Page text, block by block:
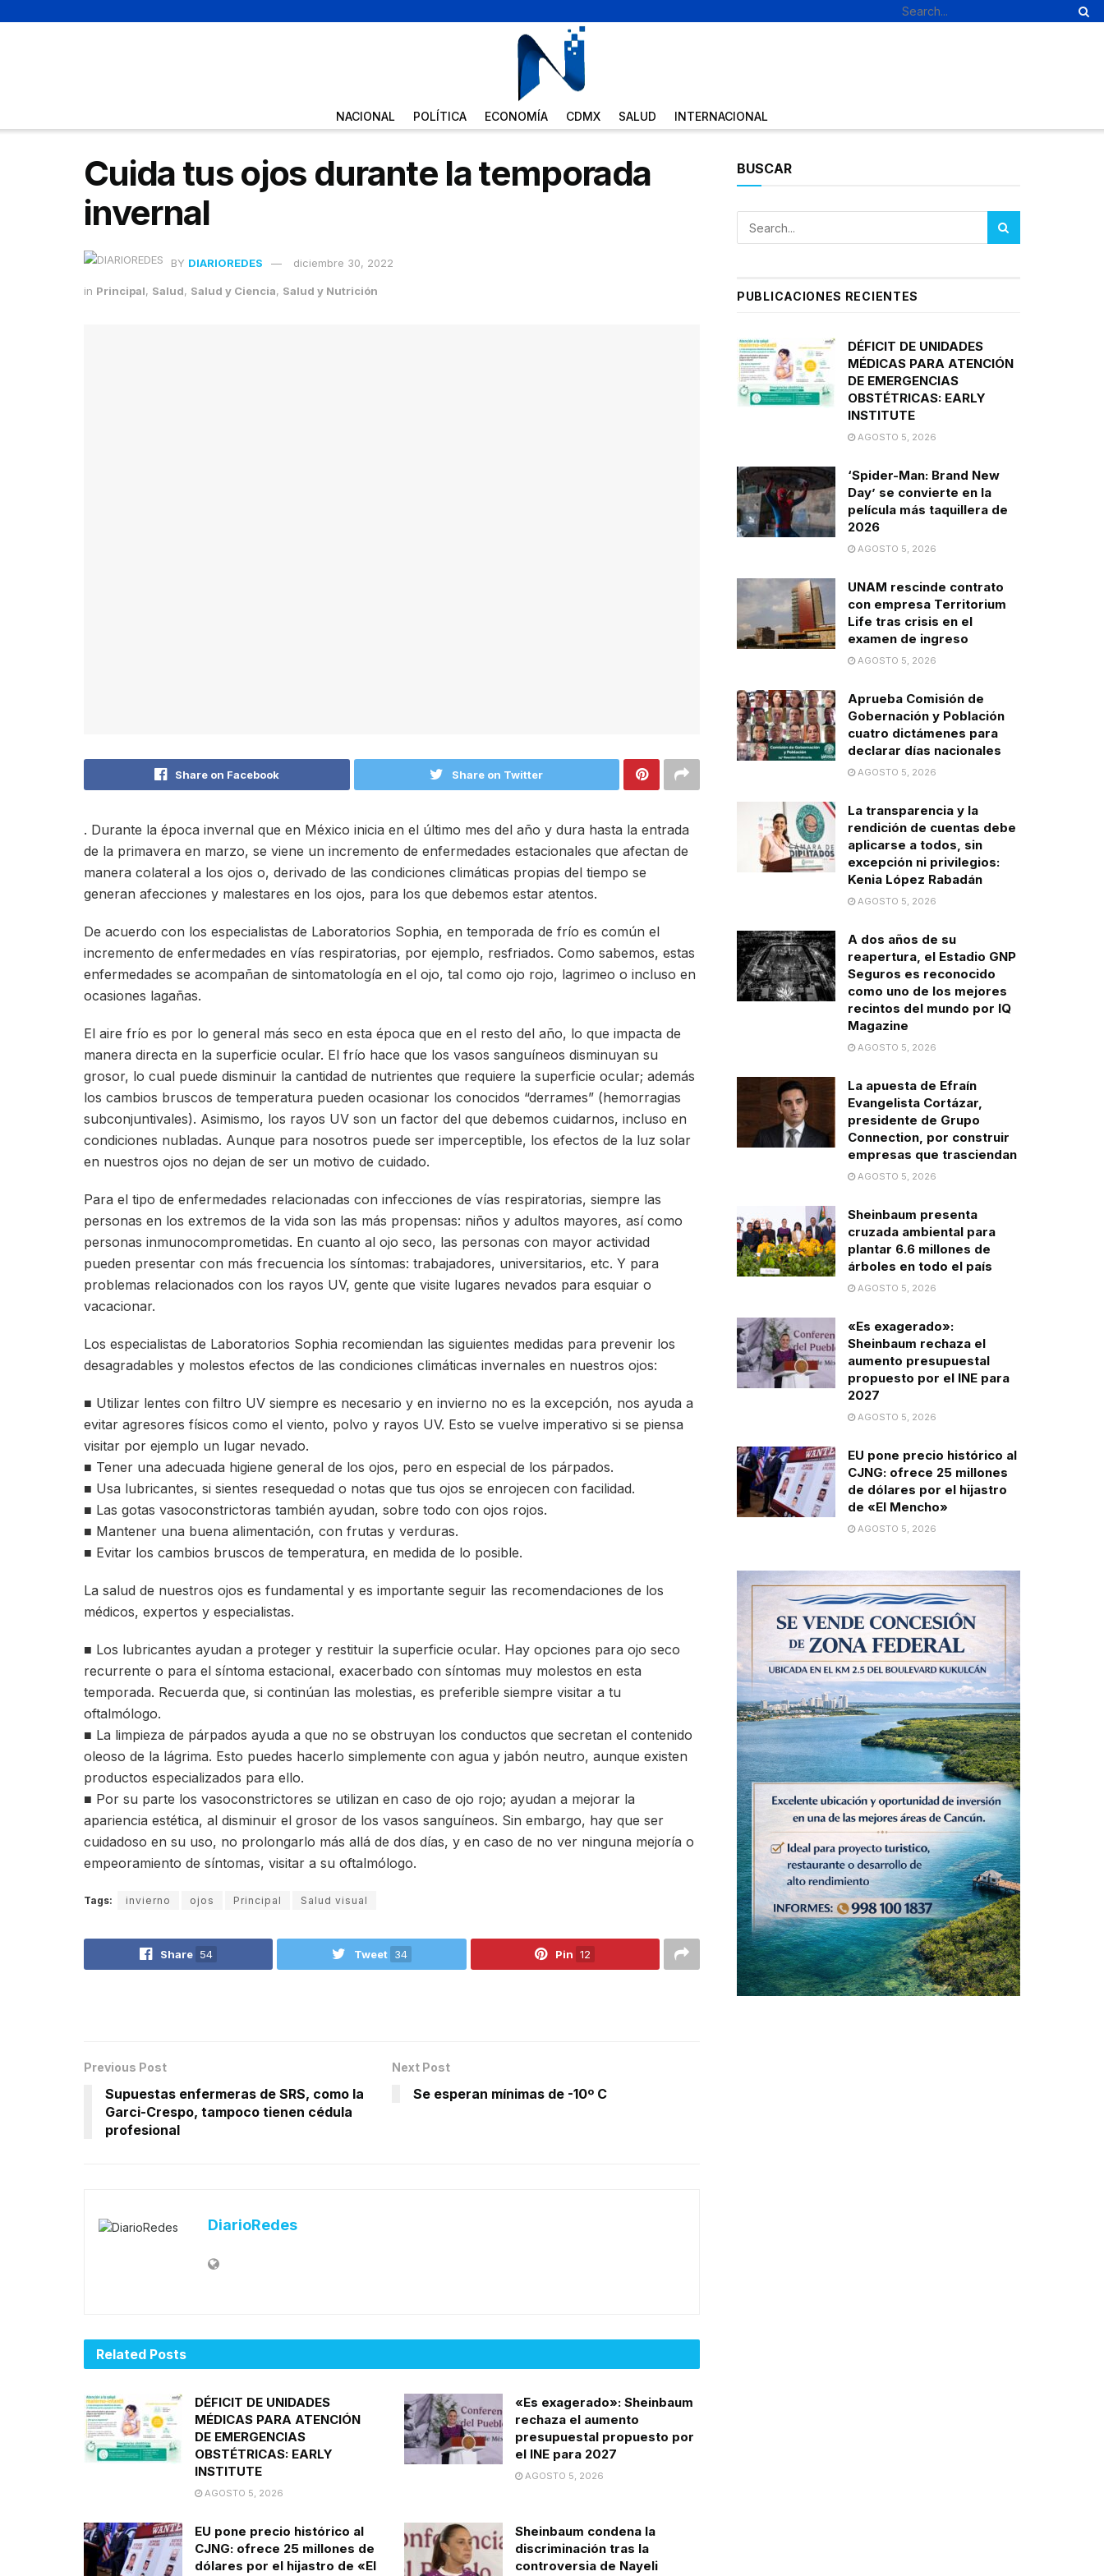
NACIONAL POLÍTICA ECONOMÍA CDMX SALUD INTERNACIONAL
Cuida tus ojos durante la temporada
invernal
BY DIARIOREDES diciembre 30, 2022
in Principal, Salud, Salud y Ciencia, Salud y Nutrición
Share on Facebook Share on Twitter
. Durante la época invernal que en México inicia en el último mes del año y dura hasta la entrada
de la primavera en marzo, se viene un incremento de enfermedades estacionales que afectan de
manera colateral a los ojos o, derivado de las condiciones climáticas propias del tiempo se
generan afecciones y malestares en los ojos, para los que debemos estar atentos.
De acuerdo con los especialistas de Laboratorios Sophia, en temporada de frío es común el
incremento de enfermedades en vías respiratorias, por ejemplo, resfriados. Como sabemos, estas
enfermedades se acompañan de sintomatología en el ojo, tal como ojo rojo, lagrimeo o incluso en
ocasiones lagañas.
El aire frío es por lo general más seco en esta época que en el resto del año, lo que impacta de
manera directa en la superficie ocular. El frío hace que los vasos sanguíneos disminuyan su
grosor, lo cual puede disminuir la cantidad de nutrientes que requiere la superficie ocular; además
los cambios bruscos de temperatura pueden ocasionar los conocidos “derrames” (hemorragias
subconjuntivales). Asimismo, los rayos UV son un factor del que debemos cuidarnos, incluso en
condiciones nubladas. Aunque para nosotros puede ser imperceptible, los efectos de la luz solar
en nuestros ojos no dejan de ser un motivo de cuidado.
Para el tipo de enfermedades relacionadas con infecciones de vías respiratorias, siempre las
personas en los extremos de la vida son las más propensas: niños y adultos mayores, así como
personas inmunocomprometidas. En cuanto al ojo seco, las personas con mayor actividad
pueden presentar con más frecuencia los síntomas: trabajadores, universitarios, etc. Y para
problemas relacionados con los rayos UV, gente que visite lugares nevados para esquiar o
vacacionar.
Los especialistas de Laboratorios Sophia recomiendan las siguientes medidas para prevenir los
desagradables y molestos efectos de las condiciones climáticas invernales en nuestros ojos:
■ Utilizar lentes con filtro UV siempre es necesario y en invierno no es la excepción, nos ayuda a
evitar agresores físicos como el viento, polvo y rayos UV. Esto se vuelve imperativo si se piensa
visitar por ejemplo un lugar nevado.
■ Tener una adecuada higiene general de los ojos, pero en especial de los párpados.
■ Usa lubricantes, si sientes resequedad o notas que tus ojos se enrojecen con facilidad.
■ Las gotas vasoconstrictoras también ayudan, sobre todo con ojos rojos.
■ Mantener una buena alimentación, con frutas y verduras.
■ Evitar los cambios bruscos de temperatura, en medida de lo posible.
La salud de nuestros ojos es fundamental y es importante seguir las recomendaciones de los
médicos, expertos y especialistas.
■ Los lubricantes ayudan a proteger y restituir la superficie ocular. Hay opciones para ojo seco
recurrente o para el síntoma estacional, exacerbado con síntomas muy molestos en esta
temporada. Recuerda que, si continúan las molestias, es preferible siempre visitar a tu
oftalmólogo.
■ La limpieza de párpados ayuda a que no se obstruyan los conductos que secretan el contenido
oleoso de la lágrima. Esto puedes hacerlo simplemente con agua y jabón neutro, aunque existen
productos especializados para ello.
■ Por su parte los vasoconstrictores se utilizan en caso de ojo rojo; ayudan a mejorar la
apariencia estética, al disminuir el grosor de los vasos sanguíneos. Sin embargo, hay que ser
cuidadoso en su uso, no prolongarlo más allá de dos días, y en caso de no ver ninguna mejoría o
empeoramiento de síntomas, visitar a su oftalmólogo.
Tags: invierno ojos Principal Salud visual
Share 54 Tweet 34 Pin 12
Previous Post
Supuestas enfermeras de SRS, como la
Garci-Crespo, tampoco tienen cédula
profesional
Next Post
Se esperan mínimas de -10º C
DiarioRedes
Related Posts
DÉFICIT DE UNIDADES
MÉDICAS PARA ATENCIÓN
DE EMERGENCIAS
OBSTÉTRICAS: EARLY
INSTITUTE
AGOSTO 5, 2026
«Es exagerado»: Sheinbaum
rechaza el aumento
presupuestal propuesto por
el INE para 2027
AGOSTO 5, 2026
EU pone precio histórico al
CJNG: ofrece 25 millones de
dólares por el hijastro de «El
Sheinbaum condena la
discriminación tras la
controversia de Nayeli
BUSCAR
PUBLICACIONES RECIENTES
DÉFICIT DE UNIDADES
MÉDICAS PARA ATENCIÓN
DE EMERGENCIAS
OBSTÉTRICAS: EARLY
INSTITUTE
AGOSTO 5, 2026
‘Spider-Man: Brand New
Day’ se convierte en la
película más taquillera de
2026
AGOSTO 5, 2026
UNAM rescinde contrato
con empresa Territorium
Life tras crisis en el
examen de ingreso
AGOSTO 5, 2026
Aprueba Comisión de
Gobernación y Población
cuatro dictámenes para
declarar días nacionales
AGOSTO 5, 2026
La transparencia y la
rendición de cuentas debe
aplicarse a todos, sin
excepción ni privilegios:
Kenia López Rabadán
AGOSTO 5, 2026
A dos años de su
reapertura, el Estadio GNP
Seguros es reconocido
como uno de los mejores
recintos del mundo por IQ
Magazine
AGOSTO 5, 2026
La apuesta de Efraín
Evangelista Cortázar,
presidente de Grupo
Connection, por construir
empresas que trasciendan
AGOSTO 5, 2026
Sheinbaum presenta
cruzada ambiental para
plantar 6.6 millones de
árboles en todo el país
AGOSTO 5, 2026
«Es exagerado»:
Sheinbaum rechaza el
aumento presupuestal
propuesto por el INE para
2027
AGOSTO 5, 2026
EU pone precio histórico al
CJNG: ofrece 25 millones
de dólares por el hijastro
de «El Mencho»
AGOSTO 5, 2026